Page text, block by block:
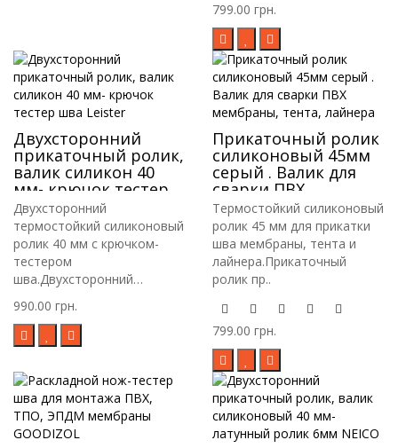
799.00 грн.
Двухсторонний
прикаточный ролик,
валик силикон 40
мм- крючок тестер
шва Leister
Двухсторонний
термостойкий силиконовый
ролик 40 мм с крючком-
тестером
шва.Двухсторонний
990.00 грн.
Прикаточный ролик
силиконовый 45мм
серый . Валик для
сварки ПВХ
мембраны, тента,
лайнера
Термостойкий силиконовый
ролик 45 мм для прикатки
шва мембраны, тента и
лайнера.Прикаточный
ролик пр..
799.00 грн.